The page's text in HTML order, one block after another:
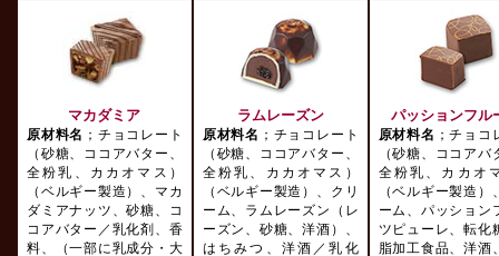
マカダミア
原材料名 ；チョコレート
（砂糖、ココアバター、
全粉乳、カカオマス）
（ベルギー製造）、マカ
ダミアナッツ、砂糖、コ
コアバター／乳化剤、香
料、（一部に乳成分・大
ラムレーズン
原材料名 ；チョコレート
（砂糖、ココアバター、
全粉乳、カカオマス）
（ベルギー製造）、クリ
ーム、ラムレーズン（レ
ーズン、砂糖、洋酒）、
はちみつ、洋酒／乳化
パッションフル
原材料名 ；チョコ
（砂糖、ココアバ
全粉乳、カカオ
（ベルギー製造）
ーム、パッション
ツピューレ、転化
脂加工食品、洋酒